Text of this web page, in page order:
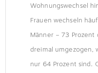
Wohnungswechsel
Frauen wechseln
Männer – 73
dreimal umgezogen,
nur 64 Prozent sind.